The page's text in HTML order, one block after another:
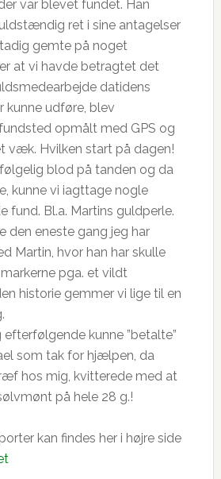
var blevet fundet. Han
ret i sine antagelser
gemte på noget
at vi havde betragtet det
datidens
kunne udføre, blev
opmålt med GPS og
væk. Hvilken start på dagen!
blod på tanden og da
kunne vi iagttage nogle
fund. Bl.a. Martins guldperle.
den eneste gang jeg har
Martin, hvor han har skulle
pga. et vildt
historie gemmer vi lige til en
efterfølgende kunne ”betalte”
som tak for hjælpen, da
hos mig, kvitterede med at
på hele 28 g.!
kan findes her i højre side